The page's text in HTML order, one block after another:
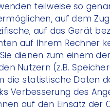
teilweise so
auf dem
auf das Gerät
auf Ihrem Rechner
dienen zum einem
Nutzern (z.B.
die statistische Daten
Verbesserung des
auf den Einsatz der